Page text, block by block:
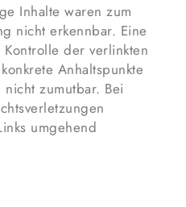
Inhalte waren zum
nicht erkennbar. Eine
der verlinkten
Anhaltspunkte
zumutbar. Bei
umgehend